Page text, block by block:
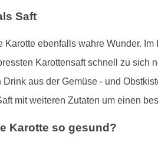
Saft
Karotte ebenfalls wahre Wunder.
Karottensaft schnell zu sich
aus der Gemüse - und
mit weiteren Zutaten um einen
Karotte so gesund?